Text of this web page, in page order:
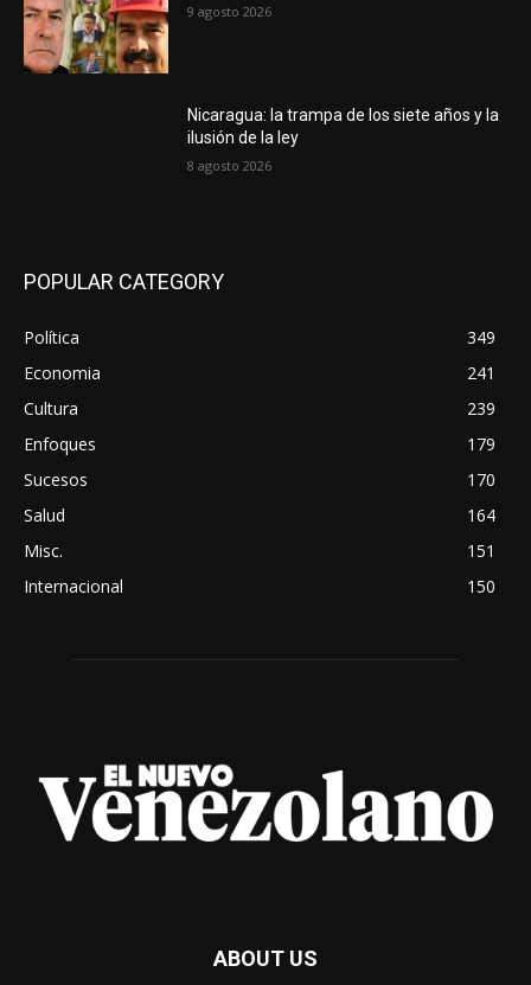
9 agosto 2026
Nicaragua: la trampa de los siete años y la
ilusión de la ley
8 agosto 2026
POPULAR CATEGORY
Política
349
Economia
241
Cultura
239
Enfoques
179
Sucesos
170
Salud
164
Misc.
151
Internacional
150
ABOUT US